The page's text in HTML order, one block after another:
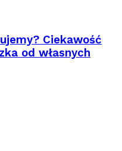
Ciekawość
od własnych